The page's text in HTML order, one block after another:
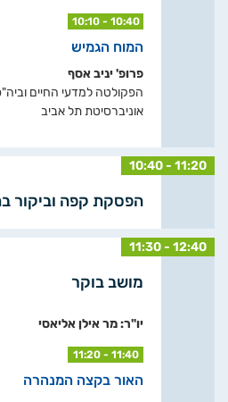
10:10 - 10:40
המוח הגמיש
פרופ' יניב אסף
הפקולטה למדעי החיים
אוניברסיטת תל אביב
10:40 - 11:20
הפסקת קפה וביקור
11:30 - 12:40
מושב בוקר
יו"ר: מר אילן אליאסי
11:20 - 11:40
האור בקצה המנהרה